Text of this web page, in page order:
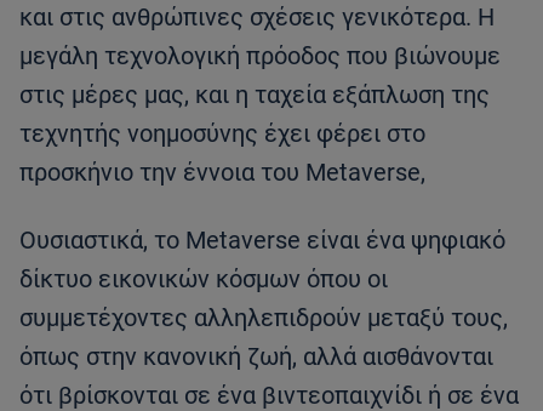
και στις ανθρώπινες σχέσεις γενικότερα. Η
μεγάλη τεχνολογική πρόοδος που βιώνουμε
στις μέρες μας, και η ταχεία εξάπλωση της
τεχνητής νοημοσύνης έχει φέρει στο
προσκήνιο την έννοια του Metaverse,
Ουσιαστικά, το Μetaverse είναι ένα ψηφιακό
δίκτυο εικονικών κόσμων όπου οι
συμμετέχοντες αλληλεπιδρούν μεταξύ τους,
όπως στην κανονική ζωή, αλλά αισθάνονται
ότι βρίσκονται σε ένα βιντεοπαιχνίδι ή σε ένα